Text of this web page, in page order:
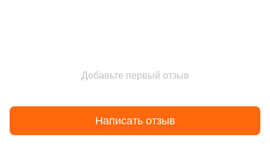
Добавьте первый отзыв
Написать отзыв